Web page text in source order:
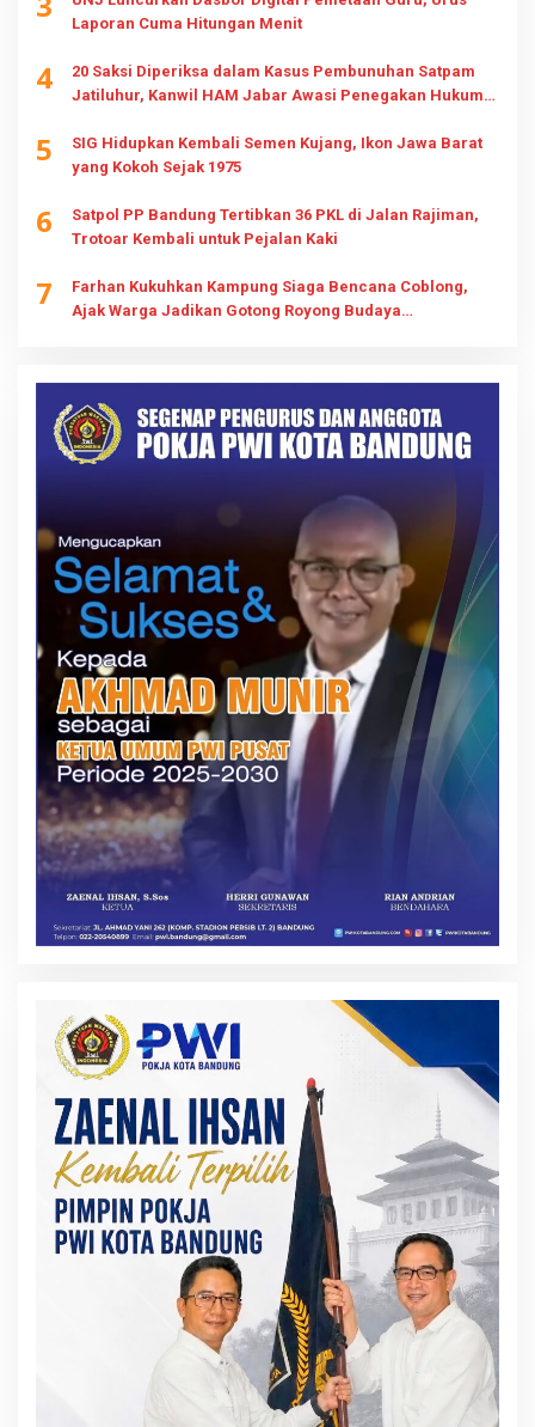
Laporan Cuma Hitungan Menit
4
20 Saksi Diperiksa dalam Kasus Pembunuhan Satpam
Jatiluhur, Kanwil HAM Jabar Awasi Penegakan Hukum
5
SIG Hidupkan Kembali Semen Kujang, Ikon Jawa Barat
yang Kokoh Sejak 1975
6
Satpol PP Bandung Tertibkan 36 PKL di Jalan Rajiman,
Trotoar Kembali untuk Pejalan Kaki
7
Farhan Kukuhkan Kampung Siaga Bencana Coblong,
Ajak Warga Jadikan Gotong Royong Budaya